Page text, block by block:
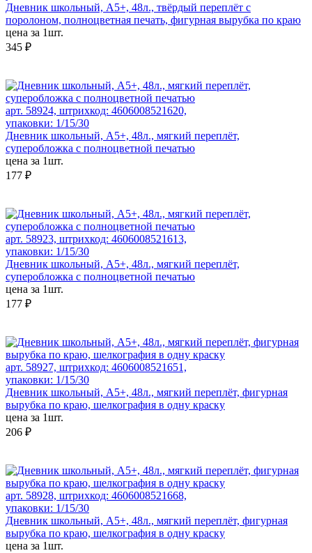
Дневник школьный, А5+, 48л., твёрдый переплёт с
поролоном, полноцветная печать, фигурная вырубка по краю
цена за 1шт.
345 ₽
арт. 58924, штрихкод: 4606008521620,
упаковки: 1/15/30
Дневник школьный, А5+, 48л., мягкий переплёт,
суперобложка с полноцветной печатью
цена за 1шт.
177 ₽
арт. 58923, штрихкод: 4606008521613,
упаковки: 1/15/30
Дневник школьный, А5+, 48л., мягкий переплёт,
суперобложка с полноцветной печатью
цена за 1шт.
177 ₽
арт. 58927, штрихкод: 4606008521651,
упаковки: 1/15/30
Дневник школьный, А5+, 48л., мягкий переплёт, фигурная
вырубка по краю, шелкография в одну краску
цена за 1шт.
206 ₽
арт. 58928, штрихкод: 4606008521668,
упаковки: 1/15/30
Дневник школьный, А5+, 48л., мягкий переплёт, фигурная
вырубка по краю, шелкография в одну краску
цена за 1шт.